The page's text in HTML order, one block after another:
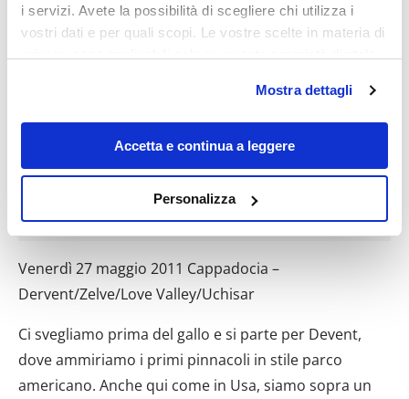
i servizi. Avete la possibilità di scegliere chi utilizza i
vostri dati e per quali scopi. Le vostre scelte in materia di
modificare o revocare il proprio consenso in qualsiasi
momento dalla Dichiarazione sui cookie o facendo clic
sull'icona di attivazione della privacy.
raccogliere informazioni sulla tua posizione
geografica, con un'approssimazione di qualche
Identificare il tuo dispositivo, scansionandolo
attivamente alla ricerca di caratteristiche specifiche
Approfondisci come vengono elaborati i tuoi dati personali
e imposta le tue preferenze nellasezione dettagli. Puoi
modificare o ritirare il tuo consenso in qualsiasi momento
Mostra dettagli
Accetta e continua a leggere
Personalizza
Venerdì 27 maggio 2011 Cappadocia –
Dervent/Zelve/Love Valley/Uchisar
Ci svegliamo prima del gallo e si parte per Devent,
dove ammiriamo i primi pinnacoli in stile parco
americano. Anche qui come in Usa, siamo sopra un